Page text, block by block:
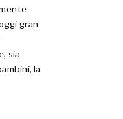
gran
sia
la